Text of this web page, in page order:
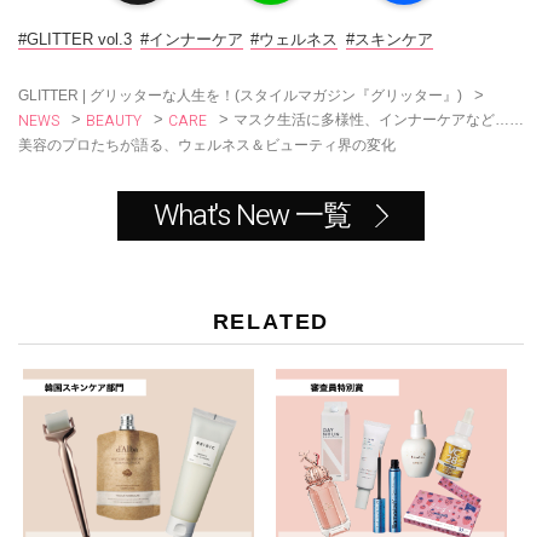
#GLITTER vol.3 #インナーケア #ウェルネス #スキンケア
GLITTER | グリッターな人生を！(スタイルマガジン『グリッター』) >
NEWS > BEAUTY > CARE > マスク生活に多様性、インナーケアなど……
美容のプロたちが語る、ウェルネス＆ビューティ界の変化
What's New 一覧
RELATED